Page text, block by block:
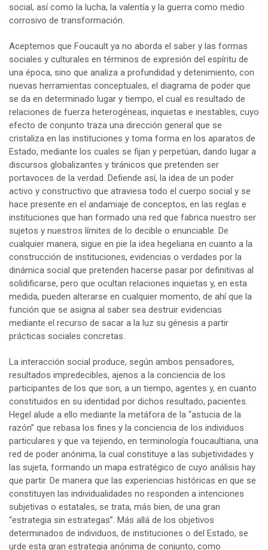
social, así como la lucha, la valentía y la guerra como medio
corrosivo de transformación.
Aceptemos que Foucault ya no aborda el saber y las formas
sociales y culturales en términos de expresión del espíritu de
una época, sino que analiza a profundidad y detenimiento, con
nuevas herramientas conceptuales, el diagrama de poder que
se da en determinado lugar y tiempo, el cual es resultado de
relaciones de fuerza heterogéneas, inquietas e inestables, cuyo
efecto de conjunto traza una dirección general que se
cristaliza en las instituciones y toma forma en los aparatos de
Estado, mediante los cuales se fijan y perpetúan, dando lugar a
discursos globalizantes y tiránicos que pretenden ser
portavoces de la verdad. Defiende así, la idea de un poder
activo y constructivo que atraviesa todo el cuerpo social y se
hace presente en el andamiaje de conceptos, en las reglas e
instituciones que han formado una red que fabrica nuestro ser
sujetos y nuestros límites de lo decible o enunciable. De
cualquier manera, sigue en pie la idea hegeliana en cuanto a la
construcción de instituciones, evidencias o verdades por la
dinámica social que pretenden hacerse pasar por definitivas al
solidificarse, pero que ocultan relaciones inquietas y, en esta
medida, pueden alterarse en cualquier momento, de ahí que la
función que se asigna al saber sea destruir evidencias
mediante el recurso de sacar a la luz su génesis a partir
prácticas sociales concretas.
La interacción social produce, según ambos pensadores,
resultados impredecibles, ajenos a la conciencia de los
participantes de los que son, a un tiempo, agentes y, en cuanto
constituidos en su identidad por dichos resultado, pacientes.
Hegel alude a ello mediante la metáfora de la “astucia de la
razón” que rebasa los fines y la conciencia de los individuos
particulares y que va tejiendo, en terminología foucaultiana, una
red de poder anónima, la cual constituye a las subjetividades y
las sujeta, formando un mapa estratégico de cuyo análisis hay
que partir. De manera que las experiencias históricas en que se
constituyen las individualidades no responden a intenciones
subjetivas o estatales, se trata, más bien, de una gran
“estrategia sin estrategas”. Más allá de los objetivos
determinados de individuos, de instituciones o del Estado, se
urde esta gran estrategia anónima de conjunto, como